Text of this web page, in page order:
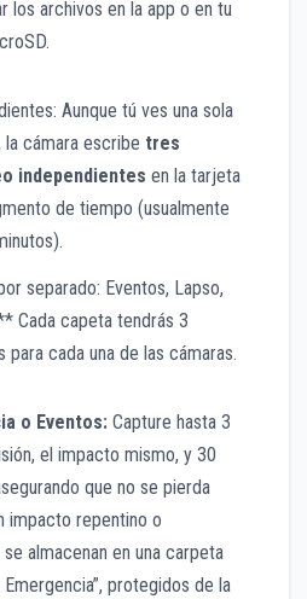
los archivos en la app o en tu
Aunque tú ves una sola
la cámara escribe tres
independientes en la tarjeta
de tiempo (usualmente
separado: Eventos, Lapso,
Cada capeta tendrás 3
cada una de las cámaras.
o Eventos: Capture hasta 3
el impacto mismo, y 30
que no se pierda
impacto repentino o
almacenan en una carpeta
protegidos de la